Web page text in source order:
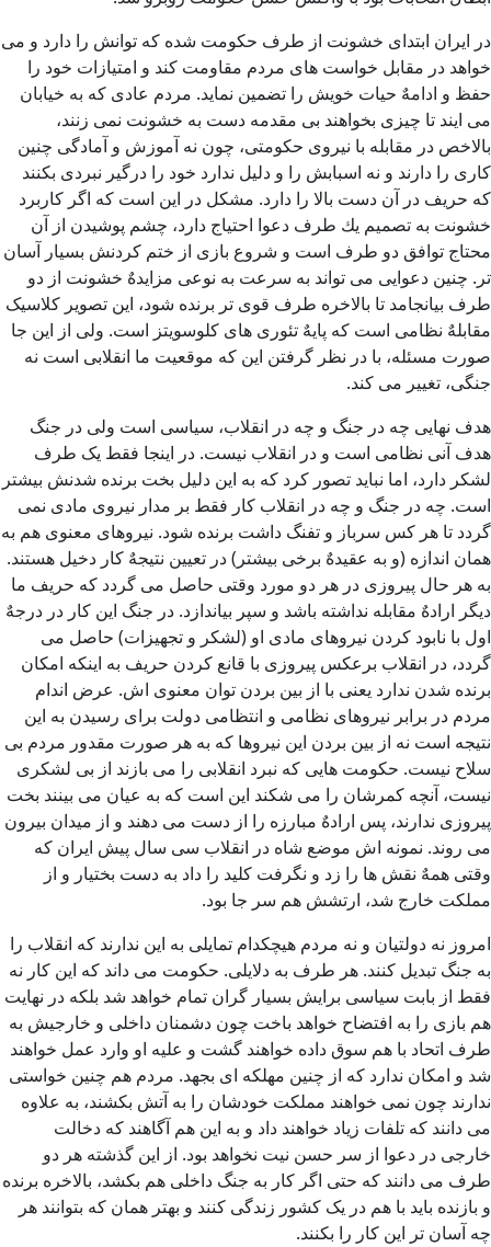
در ایران ابتدای خشونت از طرف حكومت شده که توانش را دارد و می
خواهد در مقابل خواست های مردم مقاومت كند و امتیازات خود را
حفظ و ادامهٌ حیات خویش را تضمین نماید. مردم عادی كه به خیابان
می ایند تا چیزی بخواهند بی مقدمه دست به خشونت نمی زنند،
بالاخص در مقابله با نیروی حكومتی، چون نه آموزش و آمادگی چنین
كاری را دارند و نه اسبابش را و دلیل ندارد خود را درگیر نبردی بكنند
كه حریف در آن دست بالا را دارد. مشكل در این است كه اگر كاربرد
خشونت به تصمیم یك طرف دعوا احتیاج دارد، چشم پوشیدن از آن
محتاج توافق دو طرف است و شروع بازی از ختم كردنش بسیار آسان
تر. چنین دعوایی می تواند به سرعت به نوعی مزایدهٌ خشونت از دو
طرف بیانجامد تا بالاخره طرف قوی تر برنده شود، این تصویر کلاسیک
مقابلهٌ نظامی است که پایهٌ تئوری های کلوسویتز است. ولی از این جا
صورت مسئله، با در نظر گرفتن این که موقعیت ما انقلابی است نه
جنگی، تغییر می کند.
هدف نهایی چه در جنگ و چه در انقلاب، سیاسی است ولی در جنگ
هدف آنی نظامی است و در انقلاب نیست. در اینجا فقط یک طرف
لشکر دارد، اما نباید تصور کرد که به این دلیل بخت برنده شدنش بیشتر
است. چه در جنگ و چه در انقلاب کار فقط بر مدار نیروی مادی نمی
گردد تا هر کس سرباز و تفنگ داشت برنده شود. نیروهای معنوی هم به
همان اندازه (و به عقیدهٌ برخی بیشتر) در تعیین نتیجهٌ کار دخیل هستند.
به هر حال پیروزی در هر دو مورد وقتی حاصل می گردد که حریف ما
دیگر ارادهٌ مقابله نداشته باشد و سپر بیاندازد. در جنگ این کار در درجهٌ
اول با نابود کردن نیروهای مادی او (لشکر و تجهیزات) حاصل می
گردد، در انقلاب برعکس پیروزی با قانع کردن حریف به اینکه امکان
برنده شدن ندارد یعنی با از بین بردن توان معنوی اش. عرض اندام
مردم در برابر نیروهای نظامی و انتظامی دولت برای رسیدن به این
نتیجه است نه از بین بردن این نیروها که به هر صورت مقدور مردم بی
سلاح نیست. حکومت هایی که نبرد انقلابی را می بازند از بی لشکری
نیست، آنچه کمرشان را می شکند این است که به عیان می بینند بخت
پیروزی ندارند، پس ارادهٌ مبارزه را از دست می دهند و از میدان بیرون
می روند. نمونه اش موضع شاه در انقلاب سی سال پیش ایران که
وقتی همهٌ نقش ها را زد و نگرفت کلید را داد به دست بختیار و از
مملکت خارج شد، ارتشش هم سر جا بود.
امروز نه دولتیان و نه مردم هیچکدام تمایلی به این ندارند که انقلاب را
به جنگ تبدیل کنند. هر طرف به دلایلی. حکومت می داند که این کار نه
فقط از بابت سیاسی برایش بسیار گران تمام خواهد شد بلکه در نهایت
هم بازی را به افتضاح خواهد باخت چون دشمنان داخلی و خارجیش به
طرف اتحاد با هم سوق داده خواهند گشت و علیه او وارد عمل خواهند
شد و امکان ندارد که از چنین مهلکه ای بجهد. مردم هم چنین خواستی
ندارند چون نمی خواهند مملکت خودشان را به آتش بکشند، به علاوه
می دانند که تلفات زیاد خواهند داد و به این هم آگاهند که دخالت
خارجی در دعوا از سر حسن نیت نخواهد بود. از این گذشته هر دو
طرف می دانند که حتی اگر کار به جنگ داخلی هم بکشد، بالاخره برنده
و بازنده باید با هم در یک کشور زندگی کنند و بهتر همان که بتوانند هر
چه آسان تر این کار را بکنند.